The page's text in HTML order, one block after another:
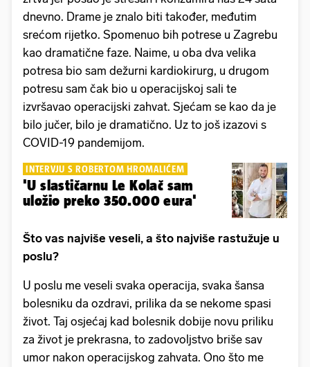
dnevno. Drame je znalo biti također, međutim
srećom rijetko. Spomenuo bih potrese u Zagrebu
kao dramatične faze. Naime, u oba dva velika
potresa bio sam dežurni kardiokirurg, u drugom
potresu sam čak bio u operacijskoj sali te
izvršavao operacijski zahvat. Sjećam se kao da je
bilo jučer, bilo je dramatično. Uz to još izazovi s
COVID-19 pandemijom.
INTERVJU S ROBERTOM HROMALIĆEM
'U slastičarnu Le Kolač sam
uložio preko 350.000 eura'
Što vas najviše veseli, a što najviše rastužuje u
poslu?
U poslu me veseli svaka operacija, svaka šansa
bolesniku da ozdravi, prilika da se nekome spasi
život. Taj osjećaj kad bolesnik dobije novu priliku
za život je prekrasna, to zadovoljstvo briše sav
umor nakon operacijskog zahvata. Ono što me